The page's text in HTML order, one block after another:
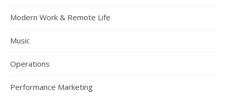
Modern Work & Remote Life
Music
Operations
Performance Marketing